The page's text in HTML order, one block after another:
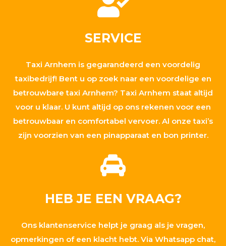
SERVICE
Taxi Arnhem is gegarandeerd een voordelig
taxibedrijf! Bent u op zoek naar een voordelige en
betrouwbare taxi Arnhem? Taxi Arnhem staat altijd
voor u klaar. U kunt altijd op ons rekenen voor een
betrouwbaar en comfortabel vervoer. Al onze taxi’s
zijn voorzien van een pinapparaat en bon printer.
HEB JE EEN VRAAG?
Ons klantenservice helpt je graag als je vragen,
opmerkingen of een klacht hebt. Via Whatsapp chat,